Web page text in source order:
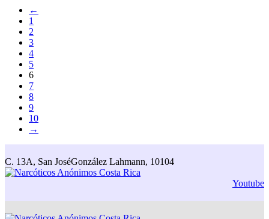
←
1
2
3
4
5
6
7
8
9
10
→
C. 13A, San JoséGonzález Lahmann, 10104
Youtube